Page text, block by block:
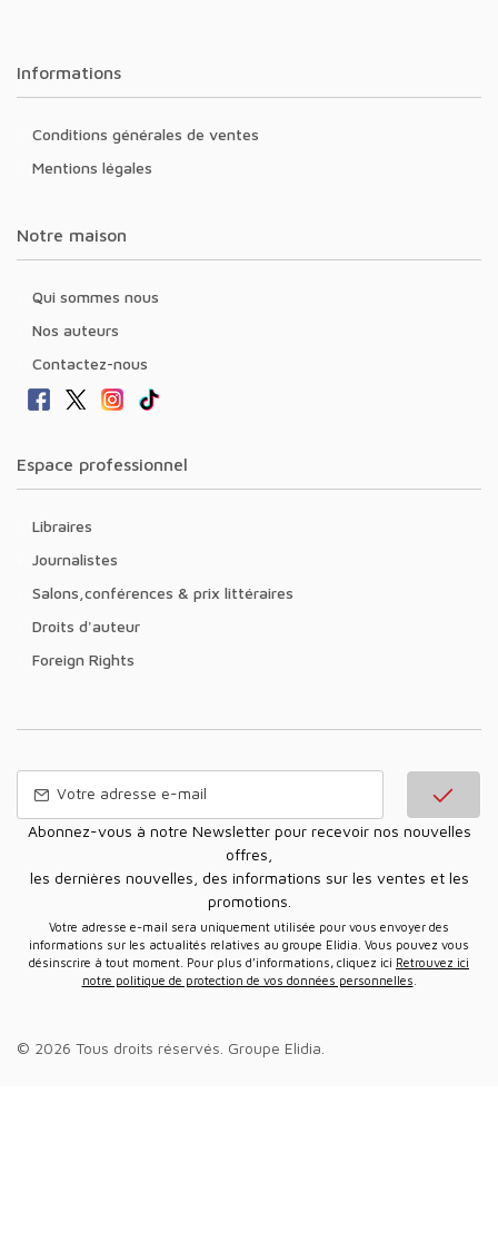
Informations
Conditions générales de ventes
Mentions légales
Notre maison
Qui sommes nous
Nos auteurs
Contactez-nous
Espace professionnel
Libraires
Journalistes
Salons,conférences & prix littéraires
Droits d'auteur
Foreign Rights
Abonnez-vous à notre Newsletter pour recevoir nos nouvelles
offres,
les dernières nouvelles, des informations sur les ventes et les
promotions.
Votre adresse e-mail sera uniquement utilisée pour vous envoyer des
informations sur les actualités relatives au groupe Elidia. Vous pouvez vous
désinscrire à tout moment. Pour plus d’informations, cliquez ici Retrouvez ici
notre politique de protection de vos données personnelles
© 2026 Tous droits réservés. Groupe Elidia